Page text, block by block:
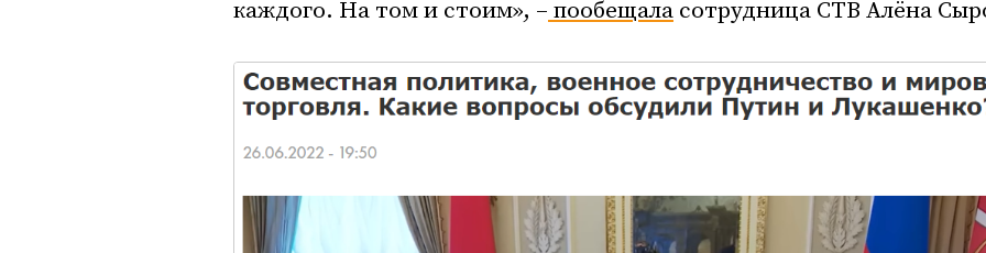
каждого. На том и стоим», – пообещала сотрудница СТВ Алёна